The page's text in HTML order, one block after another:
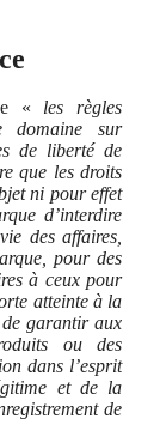
« les règles
domaine sur
de liberté de
que les droits
ni pour effet
d’interdire
des affaires,
pour des
à ceux pour
atteinte à la
garantir aux
ou des
dans l’esprit
et de la
de